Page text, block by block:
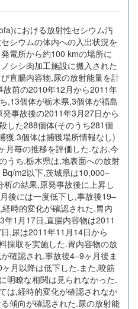
における放射性セシウム汚
シウムの体内への入出状況を
電所から約100 kmの場所に
シシ肉加工施設に搬入された
直腸内容物,尿の放射能量を計
前の2010年12月から2011年
,13個体が栃木県,3個体が福島
事故後の2011年3月27日から
した288個体(そのうち281個
獲.3個体は捕獲場所情報なし)
月毎の推移を評価した.なお,今
うち,栃木県は,地表面への放射
m2以下,茨城県は10,000–
の結果,原発事故後に上昇し
後には一度低下し,事故後19–
時的変化が確認された.胃内
1月17日,直腸内容物は2011
,尿は2011年11月14日から
採取を実施した.胃内容物の放
確認され,事故後4–9ヶ月後ま
月以降は低下した.また,咬筋
明瞭な相関は見られなかった.
は,経時的変化が確認されなか
傾向が確認された.尿の放射能